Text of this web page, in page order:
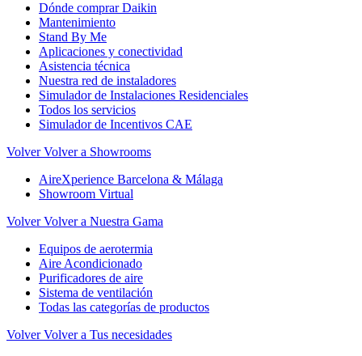
Dónde comprar Daikin
Mantenimiento
Stand By Me
Aplicaciones y conectividad
Asistencia técnica
Nuestra red de instaladores
Simulador de Instalaciones Residenciales
Todos los servicios
Simulador de Incentivos CAE
Volver Volver a Showrooms
AireXperience Barcelona & Málaga
Showroom Virtual
Volver Volver a Nuestra Gama
Equipos de aerotermia
Aire Acondicionado
Purificadores de aire
Sistema de ventilación
Todas las categorías de productos
Volver Volver a Tus necesidades